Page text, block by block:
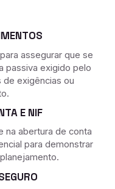
assegurar que se
passiva exigido pelo
de exigências ou
E NIF
na abertura de conta
para demonstrar